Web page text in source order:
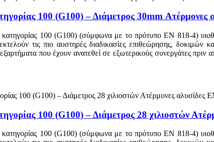
100 (G100) – Διάμετρος 30mm Ατέρμονες
100 (G100) (σύμφωνα με το πρότυπο EN 818-4)
τις πιο αυστηρές διαδικασίες επιθεώρησης, δοκιμών
που έχουν ανατεθεί σε εξωτερικούς συνεργάτες
100 (G100) – Διάμετρος 28 χιλιοστών
100 (G100) (σύμφωνα με το πρότυπο EN 818-4)